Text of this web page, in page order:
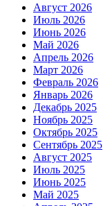
Август 2026
Июль 2026
Июнь 2026
Май 2026
Апрель 2026
Март 2026
Февраль 2026
Январь 2026
Декабрь 2025
Ноябрь 2025
Октябрь 2025
Сентябрь 2025
Август 2025
Июль 2025
Июнь 2025
Май 2025